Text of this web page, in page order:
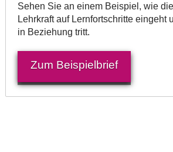
Sehen Sie an einem Beispiel, wie
Lehrkraft auf Lernfortschritte eingeht
in Beziehung tritt.
Zum Beispielbrief